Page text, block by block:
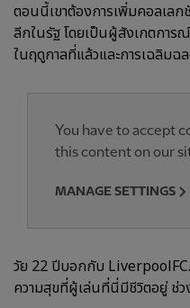
ตอนนี้เขาต้องการเพิ่มคอลเล
ลีกในรัฐ โดยเป็นผู้สังเกตการ
ในฤดูกาลที่แล้วและการเฉลิมฉ
You have to accept
this content on our
MANAGE SETTINGS
วัย 22 ปีบอกกับ
ความสุขที่ผู้เล่นที่นี่มีชีวิตอยู่ ช่